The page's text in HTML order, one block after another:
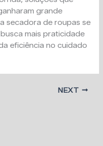
grande
secadora de roupas se
mais praticidade
eficiência no cuidado
NEXT